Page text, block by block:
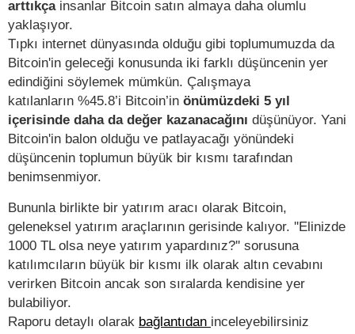
arttıkça insanlar Bitcoin satın almaya daha olumlu
yaklaşıyor.
Tıpkı internet dünyasında olduğu gibi toplumumuzda da
Bitcoin'in geleceği konusunda iki farklı düşüncenin yer
edindiğini söylemek mümkün. Çalışmaya
katılanların %45.8’i Bitcoin’in önümüzdeki 5 yıl
içerisinde daha da değer kazanacağını düşünüyor. Yani
Bitcoin'in balon olduğu ve patlayacağı yönündeki
düşüncenin toplumun büyük bir kısmı tarafından
benimsenmiyor.
Bununla birlikte bir yatırım aracı olarak Bitcoin,
geleneksel yatırım araçlarının gerisinde kalıyor. ''Elinizde
1000 TL olsa neye yatırım yapardınız?'' sorusuna
katılımcıların büyük bir kısmı ilk olarak altın cevabını
verirken Bitcoin ancak son sıralarda kendisine yer
bulabiliyor.
Raporu detaylı olarak bağlantıdan inceleyebilirsiniz